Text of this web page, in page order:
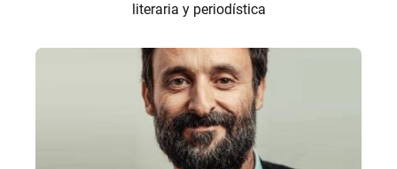
literaria y periodística